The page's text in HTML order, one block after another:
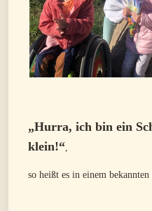
„Hurra, ich bin ein
klein!“,
so heißt es in einem